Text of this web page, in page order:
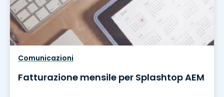
Comunicazioni
Fatturazione mensile per Splashtop AEM